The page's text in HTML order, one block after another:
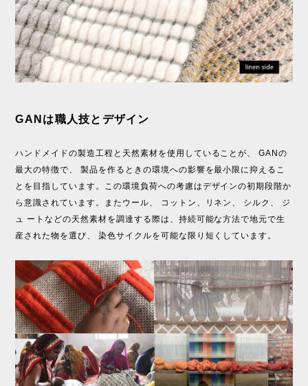
GANは職人技とデザイン
ハンドメイドの製造工程と天然素材を使用していることが、 GANの
最大の特徴で、 製品を作るときの環境への影響を最小限に抑えるこ
とを目指しています。この環境負荷への考慮はデザインの初期段階か
ら意識されています。またウール、 コットン、リネン、 シルク、 ジ
ュ ートなどの天然素材を調達する際は、持続可能な方法で地元で生
産された物を選び、 染色サイクルを可能な限り短くしています。